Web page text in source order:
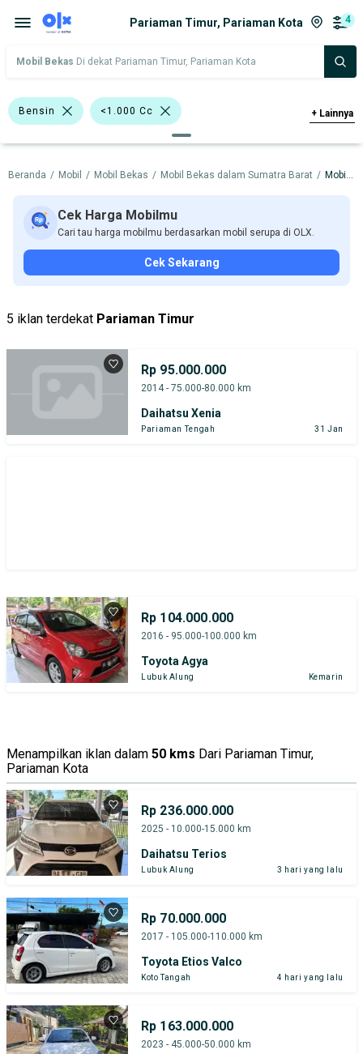
Pariaman Timur, Pariaman Kota 4
Mobil Bekas Di dekat Pariaman Timur, Pariaman Kota
Bensin <1.000 Cc
>1.000 - 1.500 Cc
Bursa Mobil Blok M Plaza
Bursa Blok M Mall
Daihatsu Mitsubishi
Toyota
Merek Dan Model Tahun
Tipe Membership
+ Lainnya
Beranda / Mobil / Mobil Bekas / Mobil Bekas dalam Sumatra Barat / Mobil Bekas dalam Pariaman Kota
Cek Harga Mobilmu
Cari tau harga mobilmu berdasarkan mobil serupa di OLX.
Cek Sekarang
5 iklan terdekat Pariaman Timur
Rp 95.000.000
2014 - 75.000-80.000 km
Daihatsu Xenia
Pariaman Tengah 31 Jan
Rp 104.000.000
2016 - 95.000-100.000 km
Toyota Agya
Lubuk Alung Kemarin
Menampilkan iklan dalam 50 kms Dari Pariaman Timur,
Pariaman Kota
Rp 236.000.000
2025 - 10.000-15.000 km
Daihatsu Terios
Lubuk Alung 3 hari yang lalu
Rp 70.000.000
2017 - 105.000-110.000 km
Toyota Etios Valco
Koto Tangah 4 hari yang lalu
Rp 163.000.000
2023 - 45.000-50.000 km